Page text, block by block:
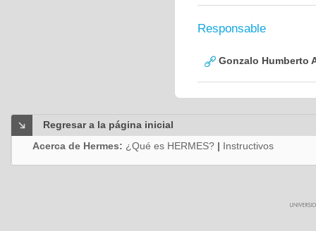
Responsable
Gonzalo Humberto
Regresar a la página inicial
Acerca de Hermes: ¿Qué es HERMES? | Instructivos